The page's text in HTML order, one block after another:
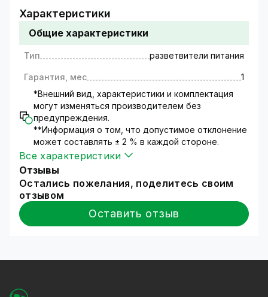
¼ служит для одновременного подключения
четырех видеокамер к источнику питания DC
12V. Одно гнездо плюс четыре разъема. Тип
штекера 5,5 – 2,5.
Характеристики
Общие характеристики
Тип разветвители питания
Гарантия, мес
1
*Внешний вид, характеристики и комплектация
могут изменяться производителем без
предупреждения.
**Информация о том, что допустимое отклонение
может составлять ± 2 % в каждой стороне.
Все характеристики
Отзывы
Остались пожелания, поделитесь своим
отзывом
Оставить отзыв